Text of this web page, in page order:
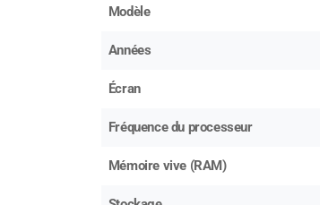
Modèle
Années
Écran
Fréquence du processeur
Mémoire vive (RAM)